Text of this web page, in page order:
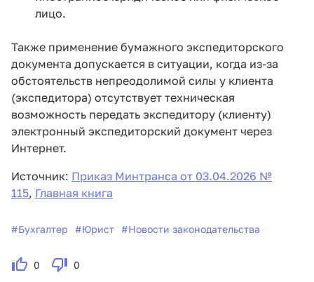
лицо.
Также применение бумажного экспедиторского
документа допускается в ситуации, когда из-за
обстоятельств непреодолимой силы у клиента
(экспедитора) отсутствует техническая
возможность передать экспедитору (клиенту)
электронный экспедиторский документ через
Интернет.
Источник: Приказ Минтранса от 03.04.2026 №
115, Главная книга
#Бухгалтер #Юрист #Новости законодательства
0 0